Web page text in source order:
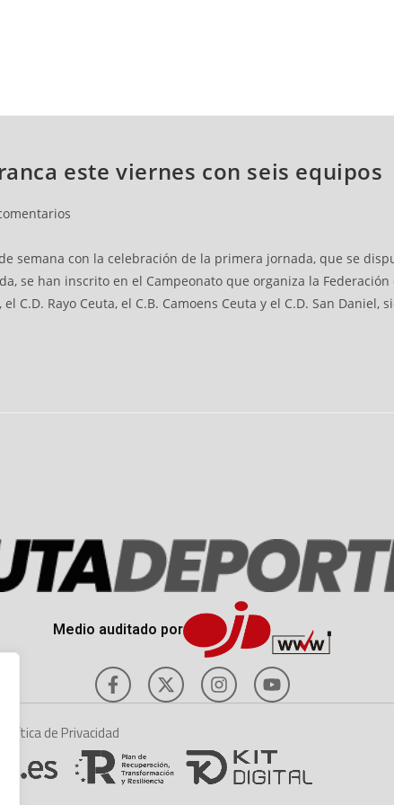
este viernes con seis equipos
semana con la celebración de la primera jornada, que se
se han inscrito en el Campeonato que organiza la
C.D. Rayo Ceuta, el C.B. Camoens Ceuta y el C.D. San
Medio auditado por
Política de Privacidad